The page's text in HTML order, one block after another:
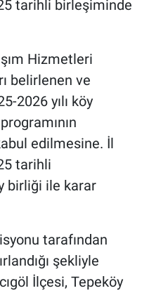
tarihli birleşiminde
Hizmetleri
belirlenen ve
2026 yılı köy
edilmesine. İl
tarihli
birliği ile karar
tarafından
şekliyle
İlçesi, Tepeköy